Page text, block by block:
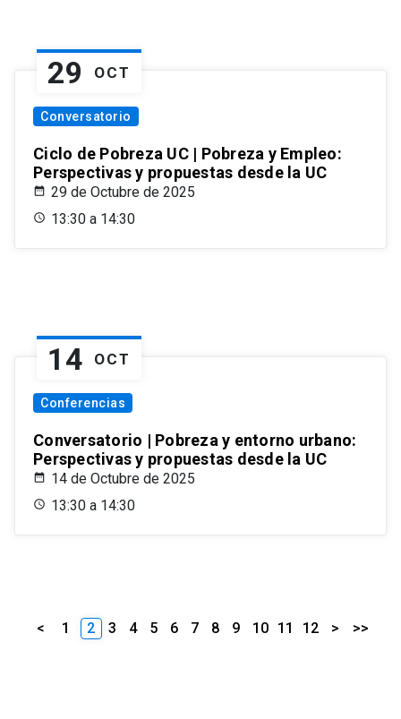
29 OCT
Conversatorio
Ciclo de Pobreza UC | Pobreza y Empleo:
Perspectivas y propuestas desde la UC
29 de Octubre de 2025
13:30 a 14:30
14 OCT
Conferencias
Conversatorio | Pobreza y entorno urbano:
Perspectivas y propuestas desde la UC
14 de Octubre de 2025
13:30 a 14:30
< 1 2 3 4 5 6 7 8 9 10 11 12 > >>